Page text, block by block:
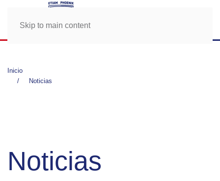
Skip to main content
Inicio
Noticias
Noticias